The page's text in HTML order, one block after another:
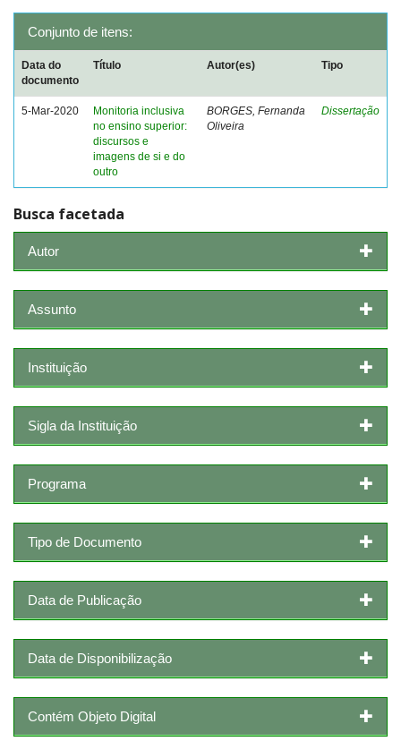
Conjunto de itens:
Data do
documento
Título Autor(es) Tipo
5-Mar-2020
Monitoria inclusiva
no ensino superior:
discursos e
imagens de si e do
outro
BORGES, Fernanda
Oliveira
Dissertação
Busca facetada
Autor
Assunto
Instituição
Sigla da Instituição
Programa
Tipo de Documento
Data de Publicação
Data de Disponibilização
Contém Objeto Digital